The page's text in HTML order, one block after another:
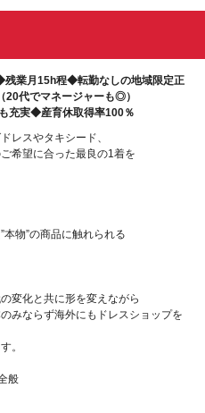
業月15h程◆転勤なしの地域限定正
代でマネージャーも◎）
充実◆産育休取得率100％
レスやタキシード、
希望に合った最良の1着を
物”の商品に触れられる
変化と共に形を変えながら
みならず海外にもドレスショップを
。
般